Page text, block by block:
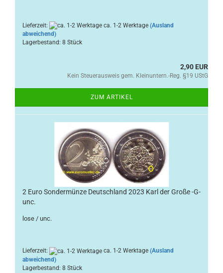
Lieferzeit: ca. 1-2 Werktage (Ausland
abweichend)
Lagerbestand: 8 Stück
2,90 EUR
Kein Steuerausweis gem. Kleinuntern.-Reg. §19 UStG
ZUM ARTIKEL
2 Euro Sondermünze Deutschland 2023 Karl der Große -G-
unc.
lose / unc.
Lieferzeit: ca. 1-2 Werktage (Ausland
abweichend)
Lagerbestand: 8 Stück